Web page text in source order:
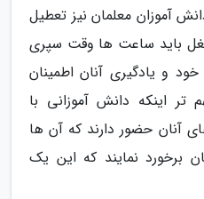
آموزان معلمان نیز تعطیل
باید ساعت ها وقت سپری
و یادگیری آنان اطمینان
اینکه دانش آموزانی با
آنان حضور دارند که آن ها
برخورد نمایند که این یک